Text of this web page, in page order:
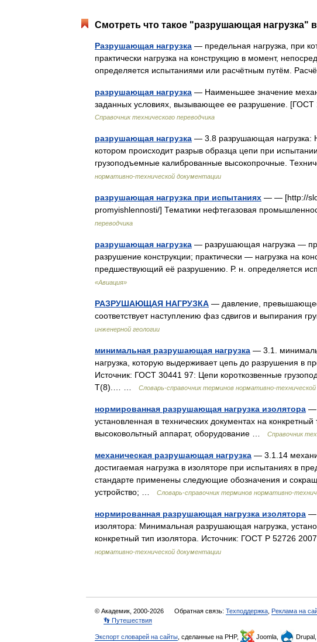
Смотреть что такое "разрушающая нагрузка"
Разрушающая нагрузка — предельная нагрузка, при
практически нагрузка на конструкцию в момент,
определяется испытаниями или расчётным путём.
разрушающая нагрузка — Наименьшее значение
заданных условиях, вызывающее ее разрушение.
Справочник технического переводчика
разрушающая нагрузка — 3.8 разрушающая нагрузка:
котором происходит разрыв образца цепи при
грузоподъемные калиброванные высокопрочные.
нормативно-технической документации
разрушающая нагрузка при испытаниях — — [http://
promyishlennosti/] Тематики нефтегазовая
переводчика
разрушающая нагрузка — разрушающая нагрузка —
разрушение конструкции; практически — нагрузка на
предшествующий её разрушению. Р. н. определяется
«Авиация»
РАЗРУШАЮЩАЯ НАГРУЗКА — давление, превышающее
соответствует наступлению фаз сдвигов и выпирания
инженерной геологии
минимальная разрушающая нагрузка — 3.1.
нагрузка, которую выдерживает цепь до разрушения в
Источник: ГОСТ 30441 97: Цепи короткозвенные
Т(8).… …
Словарь-справочник терминов нормативно-
нормированная разрушающая нагрузка изолятора —
установленная в технических документах на
высоковольтный аппарат, оборудование …
Справочник
механическая разрушающая нагрузка — 3.1.14
достигаемая нагрузка в изоляторе при испытаниях в
стандарте применены следующие обозначения и
устройство; …
Словарь-справочник терминов нормативно-
нормированная разрушающая нагрузка изолятора —
изолятора: Минимальная разрушающая нагрузка,
конкретный тип изолятора. Источник: ГОСТ Р 52726
нормативно-технической документации
© Академик, 2000-2026 Обратная связь: Техподдержка Реклама на
👣 Путешествия
Экспорт словарей на сайты , сделанные на PHP, Joomla, Drupal,